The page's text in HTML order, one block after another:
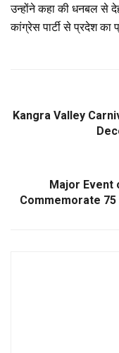
उन्होंने कहा की धनबल से
कांग्रेस पार्टी से प्रदेश का
Kangra Valley
Major Event
Commemorate 75